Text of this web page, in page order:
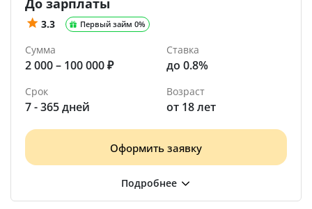
До зарплаты
3.3 Первый займ 0%
Сумма
2 000 – 100 000 ₽
Ставка
до 0.8%
Срок
7 - 365 дней
Возраст
от 18 лет
Оформить заявку